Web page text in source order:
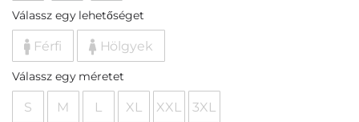
Válassz egy lehetőséget
Férfi Hölgyek
Válassz egy méretet
S M L XL XXL 3XL